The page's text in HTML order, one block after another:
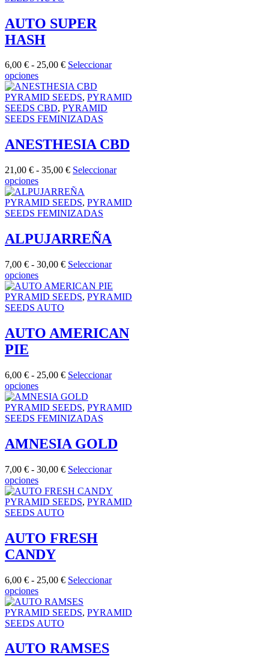
producto30,00 €
Las
opciones
se
elegir
en
la
página
de
producto
AUTO SUPER
HASH
6,00 € - 25,00 €Rango
precios:
desde
6,00 €
hasta
Seleccionar
opcionesEste
producto
tiene
múltiples
variantes.
opciones
se
elegir
en
la
página
de
PYRAMID SEEDS, PYRAMID
SEEDS CBD, PYRAMID
SEEDS FEMINIZADAS
ANESTHESIA CBD
21,00 € - 35,00 €Rango
precios:
desde
21,00 €
35,00 €
Seleccionar
opcionesEste
producto
tiene
múltiples
Las
opciones
pueden
elegir
en
la
página
producto
PYRAMID SEEDS, PYRAMID
SEEDS FEMINIZADAS
ALPUJARREÑA
7,00 € - 30,00 €Rango
precios:
desde
30,00 €
Seleccionar
opcionesEste
producto
tiene
múltiples
Las
opciones
elegir
en
la
página
de
producto
PYRAMID SEEDS, PYRAMID
SEEDS AUTO
AUTO AMERICAN
PIE
6,00 € - 25,00 €Rango
precios:
desde
6,00 €
25,00 €
Seleccionar
opcionesEste
producto
tiene
múltiples
Las
opciones
pueden
elegir
en
la
página
producto
PYRAMID SEEDS, PYRAMID
SEEDS FEMINIZADAS
AMNESIA GOLD
7,00 € - 30,00 €Rango
precios:
desde
30,00 €
Seleccionar
opcionesEste
producto
tiene
múltiples
Las
opciones
se
elegir
en
la
página
de
producto
PYRAMID SEEDS, PYRAMID
SEEDS AUTO
AUTO FRESH
CANDY
6,00 € - 25,00 €Rango
precios:
desde
25,00 €
Seleccionar
opcionesEste
producto
tiene
múltiples
Las
opciones
PYRAMID SEEDS, PYRAMID
SEEDS AUTO
AUTO RAMSES